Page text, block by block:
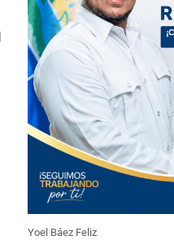
Yoel Báez Feliz